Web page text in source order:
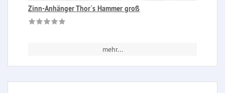
Zinn-Anhänger Thor´s Hammer groß
mehr...